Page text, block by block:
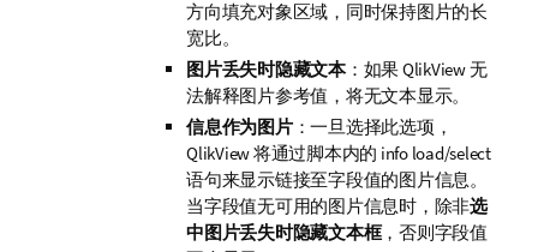
方向填充对象区域，同时保持图片的长
宽比。
图片丢失时隐藏文本：如果 QlikView 无
法解释图片参考值，将无文本显示。
信息作为图片：一旦选择此选项，
QlikView 将通过脚本内的 info load/select
语句来显示链接至字段值的图片信息。
当字段值无可用的图片信息时，除非选
中图片丢失时隐藏文本框，否则字段值